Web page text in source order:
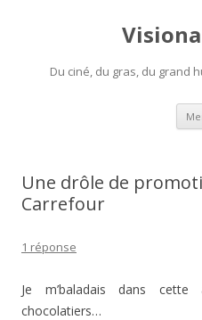
Du ciné, du gras, du grand
Une drôle de
Carrefour
1 réponse
Je m’baladais dans
chocolatiers…